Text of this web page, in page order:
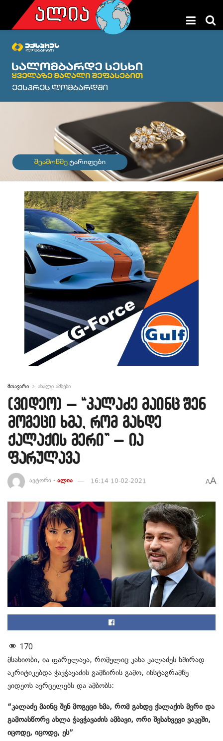
მთავარი ახალი ამბები
(ვიდეო) – “კალაძე მაინც შენ
მოგეცი ხმა, რომ გახდე
ქალაქის მერი” – ია
ფარულავა
ავტორი - ალია 16:14 10-02-2021 AA
170
მსახიობი, ია ფარულავა, რომელიც კახა კალაძეს ხშირად
აკრიტიკებდა ჭავჭავაძის გამზირის გამო, ინსტაგრამზე
ვიდეოს ავრცელებს და ამბობს:
“კალაძე მაინც შენ მოგეცი ხმა, რომ გახდე ქალაქის მერი და
გამოასწორე ახლა ჭავჭავაძის ამბავი, ორი შესახვევი ვაკეში,
იცოდე, იცოდე, ეს”